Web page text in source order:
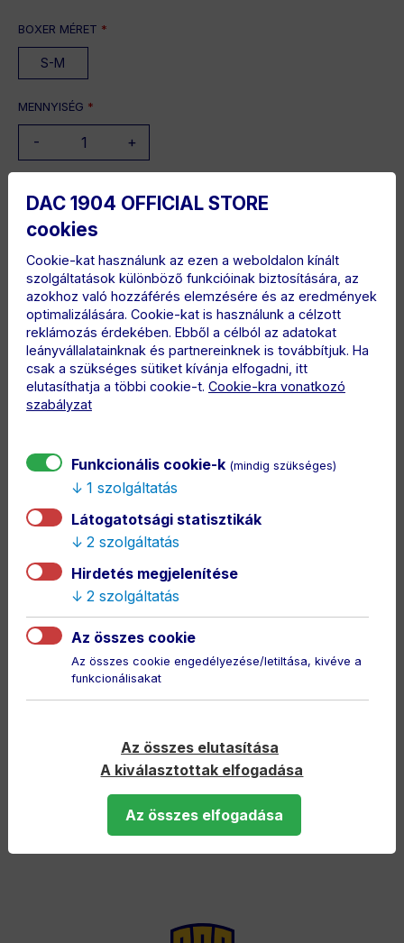
BOXER MÉRET *
S-M
MENNYISÉG *
- +
ÖSSZESEN
13.90 €
ÖSSZETÉTEL
90% pamut, 10% elasztán
Különleges kollekció a leghűségesebb szurkolóknak
– ULTRAS.
Fekete férfi boxeralsó az ULTRAS kollekcióból, elöl
DAC 1904 felirattal. Puha, rugalmas anyagból
készült, így tökéletes kényelmet biztosít a
mindennapokban. Ideális választás azoknak, akik a
hűségüket stílusosan – akár a ruháik alatt is –
megmutatnák.
(unrealindustries.com)
3 munkanapon belül küldjük
DAC 1904 OFFICIAL STORE
cookies
Cookie-kat használunk az ezen a weboldalon kínált
szolgáltatások különböző funkcióinak biztosítására, az
azokhoz való hozzáférés elemzésére és az eredmények
optimalizálására. Cookie-kat is használunk a célzott
reklámozás érdekében. Ebből a célból az adatokat
leányvállalatainknak és partnereinknek is továbbítjuk. Ha
csak a szükséges sütiket kívánja elfogadni, itt
elutasíthatja a többi cookie-t. Cookie-kra vonatkozó
szabályzat
Funkcionális cookie-k (mindig szükséges)
1 szolgáltatás
Látogatotsági statisztikák
2 szolgáltatás
Hirdetés megjelenítése
2 szolgáltatás
Az összes cookie
Az összes cookie engedélyezése/letiltása, kivéve a
funkcionálisakat
Az összes elutasítása
A kiválasztottak elfogadása
Az összes elfogadása